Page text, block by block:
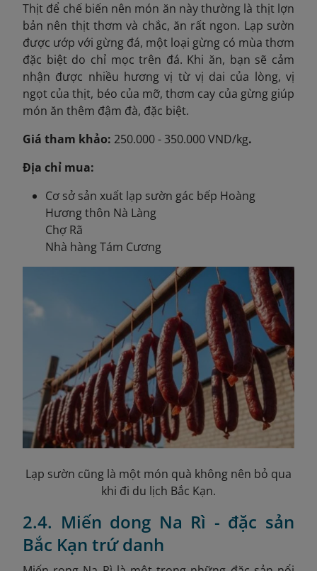
Thịt để chế biến nên món ăn này thường là thịt lợn
bản nên thịt thơm và chắc, ăn rất ngon. Lạp sườn
được ướp với gừng đá, một loại gừng có mùa thơm
đặc biệt do chỉ mọc trên đá. Khi ăn, bạn sẽ cảm
nhận được nhiều hương vị từ vị dai của lòng, vị
ngọt của thịt, béo của mỡ, thơm cay của gừng giúp
món ăn thêm đậm đà, đặc biệt.
Giá tham khảo: 250.000 - 350.000 VND/kg.
Địa chỉ mua:
Cơ sở sản xuất lạp sườn gác bếp Hoàng
Hương thôn Nà Làng
Chợ Rã
Nhà hàng Tám Cương
Lạp sườn cũng là một món quà không nên bỏ qua
khi đi du lịch Bắc Kạn.
2.4. Miến dong Na Rì - đặc sản
Bắc Kạn trứ danh